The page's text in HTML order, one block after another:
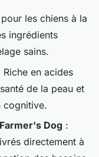
les chiens à la
ingrédients
sains.
Riche en acides
de la peau et
cognitive.
Dog :
directement à